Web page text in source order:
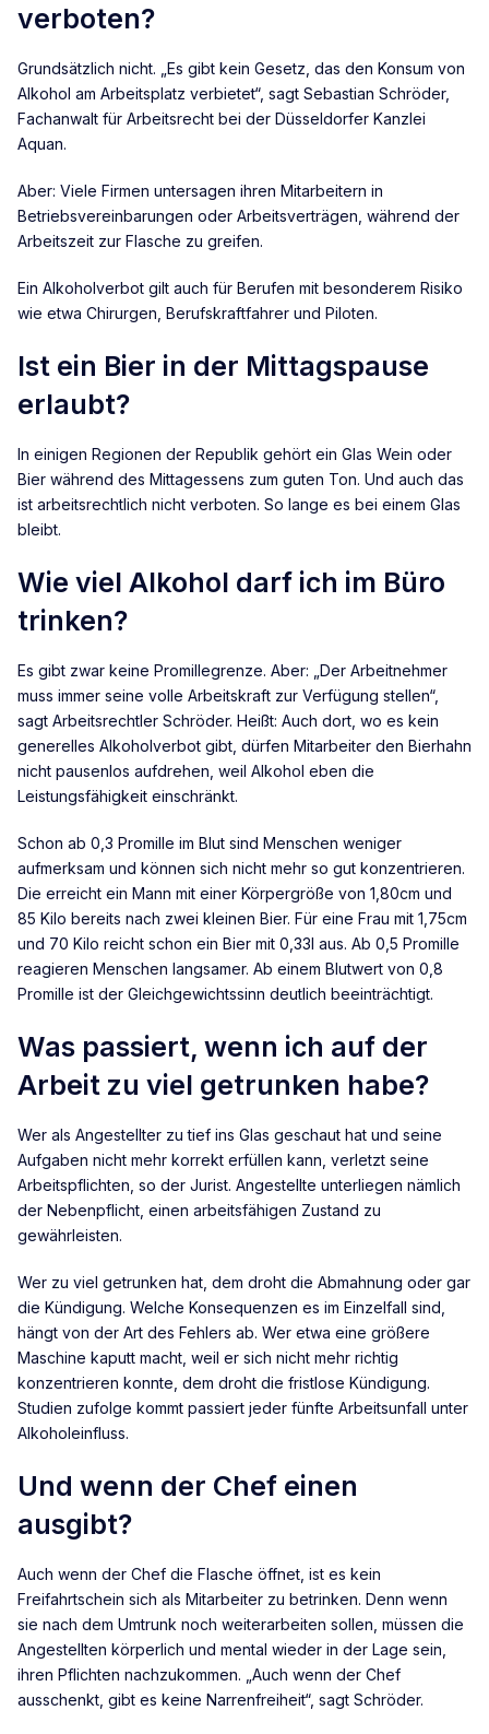
verboten?
Grundsätzlich nicht. „Es gibt kein Gesetz, das den Konsum von
Alkohol am Arbeitsplatz verbietet“, sagt Sebastian Schröder,
Fachanwalt für Arbeitsrecht bei der Düsseldorfer Kanzlei
Aquan.
Aber: Viele Firmen untersagen ihren Mitarbeitern in
Betriebsvereinbarungen oder Arbeitsverträgen, während der
Arbeitszeit zur Flasche zu greifen.
Ein Alkoholverbot gilt auch für Berufen mit besonderem Risiko
wie etwa Chirurgen, Berufskraftfahrer und Piloten.
Ist ein Bier in der Mittagspause
erlaubt?
In einigen Regionen der Republik gehört ein Glas Wein oder
Bier während des Mittagessens zum guten Ton. Und auch das
ist arbeitsrechtlich nicht verboten. So lange es bei einem Glas
bleibt.
Wie viel Alkohol darf ich im Büro
trinken?
Es gibt zwar keine Promillegrenze. Aber: „Der Arbeitnehmer
muss immer seine volle Arbeitskraft zur Verfügung stellen“,
sagt Arbeitsrechtler Schröder. Heißt: Auch dort, wo es kein
generelles Alkoholverbot gibt, dürfen Mitarbeiter den Bierhahn
nicht pausenlos aufdrehen, weil Alkohol eben die
Leistungsfähigkeit einschränkt.
Schon ab 0,3 Promille im Blut sind Menschen weniger
aufmerksam und können sich nicht mehr so gut konzentrieren.
Die erreicht ein Mann mit einer Körpergröße von 1,80cm und
85 Kilo bereits nach zwei kleinen Bier. Für eine Frau mit 1,75cm
und 70 Kilo reicht schon ein Bier mit 0,33l aus. Ab 0,5 Promille
reagieren Menschen langsamer. Ab einem Blutwert von 0,8
Promille ist der Gleichgewichtssinn deutlich beeinträchtigt.
Was passiert, wenn ich auf der
Arbeit zu viel getrunken habe?
Wer als Angestellter zu tief ins Glas geschaut hat und seine
Aufgaben nicht mehr korrekt erfüllen kann, verletzt seine
Arbeitspflichten, so der Jurist. Angestellte unterliegen nämlich
der Nebenpflicht, einen arbeitsfähigen Zustand zu
gewährleisten.
Wer zu viel getrunken hat, dem droht die Abmahnung oder gar
die Kündigung. Welche Konsequenzen es im Einzelfall sind,
hängt von der Art des Fehlers ab. Wer etwa eine größere
Maschine kaputt macht, weil er sich nicht mehr richtig
konzentrieren konnte, dem droht die fristlose Kündigung.
Studien zufolge kommt passiert jeder fünfte Arbeitsunfall unter
Alkoholeinfluss.
Und wenn der Chef einen
ausgibt?
Auch wenn der Chef die Flasche öffnet, ist es kein
Freifahrtschein sich als Mitarbeiter zu betrinken. Denn wenn
sie nach dem Umtrunk noch weiterarbeiten sollen, müssen die
Angestellten körperlich und mental wieder in der Lage sein,
ihren Pflichten nachzukommen. „Auch wenn der Chef
ausschenkt, gibt es keine Narrenfreiheit“, sagt Schröder.